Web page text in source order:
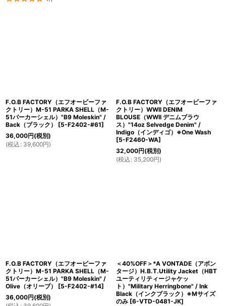
F.O.B FACTORY（エフオービーファ
クトリー）M-51 PARKA SHELL（M-
51パーカーシェル）"B9 Moleskin" /
Back（ブラック）
[5-F2402-#61]
36,000円(税別)
(税込 : 39,600円)
F.O.B FACTORY（エフオービーファ
クトリー）WWII DENIM
BLOUSE（WWII デニムブラウ
ス）"14oz Selvedge Denim" /
Indigo（インディゴ）※One Wash
[5-F2460-WA]
32,000円(税別)
(税込 : 35,200円)
F.O.B FACTORY（エフオービーファ
クトリー）M-51 PARKA SHELL（M-
51パーカーシェル）"B9 Moleskin" /
Olive（オリーブ）
[5-F2402-#14]
36,000円(税別)
＜40%OFF＞*A VONTADE（アボン
タージ）H.B.T.Utility Jacket（HBT
ユーティリティージャケッ
ト）"Military Herringbone" / Ink
Black（インクブラック）※Mサイズ
のみ [6-VTD-0481-JK]